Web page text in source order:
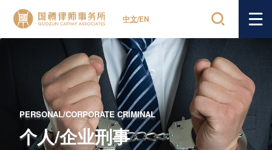
中文/EN
PERSONAL/CORPORATE CRIMINAL
个人/企业刑事